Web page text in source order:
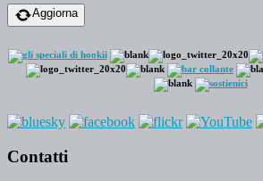
Aggiorna
Contatti